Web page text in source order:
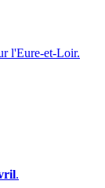
l'Eure-et-Loir.
.